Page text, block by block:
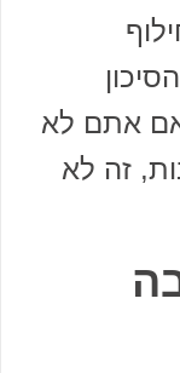
אתם לא
זה לא